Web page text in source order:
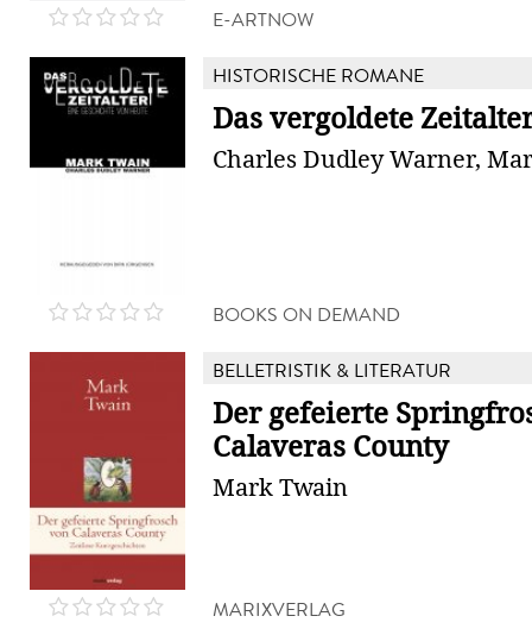
E-ARTNOW
HISTORISCHE ROMANE
Das vergoldete
Charles Dudley Warner,
BOOKS ON DEMAND
BELLETRISTIK & LITERATUR
Der gefeierte
Calaveras County
Mark Twain
MARIXVERLAG